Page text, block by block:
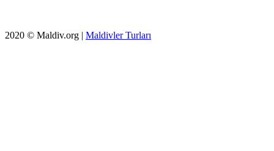
2020 © Maldiv.org | Maldivler Turları